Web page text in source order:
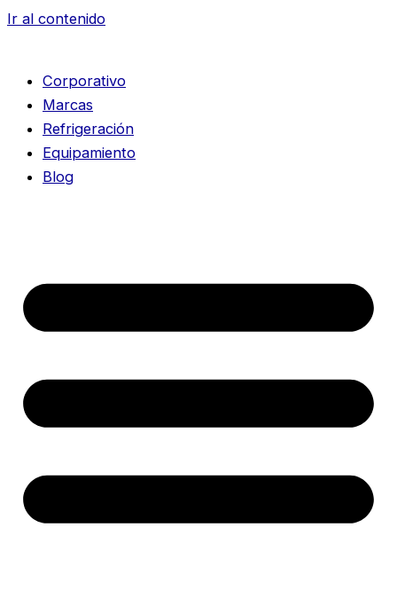
Ir al contenido
Corporativo
Marcas
Refrigeración
Equipamiento
Blog